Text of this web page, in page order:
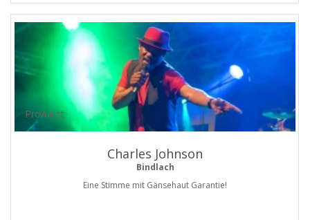
ProArtist
Charles Johnson
Bindlach
Eine Stimme mit Gänsehaut Garantie!